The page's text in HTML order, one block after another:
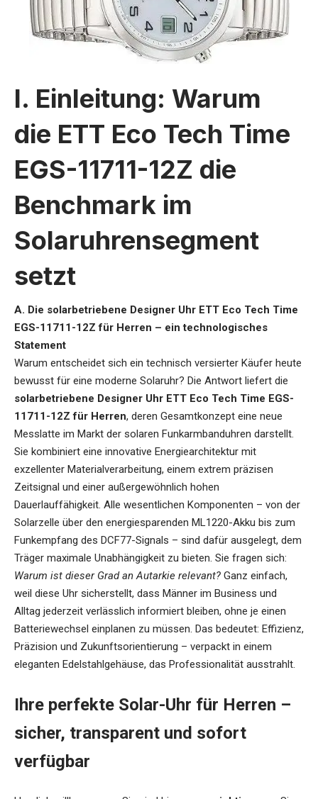
I. Einleitung: Warum
die ETT Eco Tech Time
EGS-11711-12Z die
Benchmark im
Solaruhrensegment
setzt
A. Die solarbetriebene Designer Uhr ETT Eco Tech Time
EGS-11711-12Z für Herren – ein technologisches
Statement
Warum entscheidet sich ein technisch versierter Käufer heute
bewusst für eine moderne Solaruhr? Die Antwort liefert die
solarbetriebene Designer Uhr ETT Eco Tech Time EGS-
11711-12Z für Herren, deren Gesamtkonzept eine neue
Messlatte im Markt der solaren Funkarmbanduhren darstellt.
Sie kombiniert eine innovative Energiearchitektur mit
exzellenter Materialverarbeitung, einem extrem präzisen
Zeitsignal und einer außergewöhnlich hohen
Dauerlauffähigkeit. Alle wesentlichen Komponenten – von der
Solarzelle über den energiesparenden ML1220-Akku bis zum
Funkempfang des DCF77-Signals – sind dafür ausgelegt, dem
Träger maximale Unabhängigkeit zu bieten. Sie fragen sich:
Warum ist dieser Grad an Autarkie relevant? Ganz einfach,
weil diese Uhr sicherstellt, dass Männer im Business und
Alltag jederzeit verlässlich informiert bleiben, ohne je einen
Batteriewechsel einplanen zu müssen. Das bedeutet: Effizienz,
Präzision und Zukunftsorientierung – verpackt in einem
eleganten Edelstahlgehäuse, das Professionalität ausstrahlt.
Ihre perfekte Solar-Uhr für Herren –
sicher, transparent und sofort
verfügbar